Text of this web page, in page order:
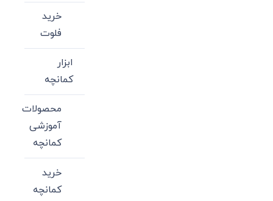
خرید
فلوت
ابزار
کمانچه
محصولات
آموزشی
کمانچه
خرید
کمانچه